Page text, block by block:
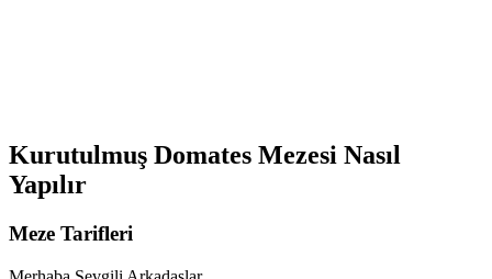
Kurutulmuş Domates Mezesi Nasıl
Yapılır
Meze Tarifleri